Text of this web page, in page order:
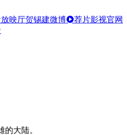
映厅贺锡建微博
荐片影视官网
大陆。